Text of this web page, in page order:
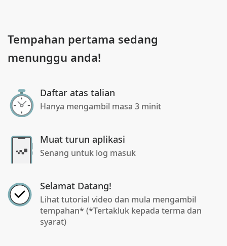
Tempahan pertama sedang
menunggu anda!
Daftar atas talian
Hanya mengambil masa 3 minit
Muat turun aplikasi
Senang untuk log masuk
Selamat Datang!
Lihat tutorial video dan mula mengambil
tempahan* (*Tertakluk kepada terma dan
syarat)